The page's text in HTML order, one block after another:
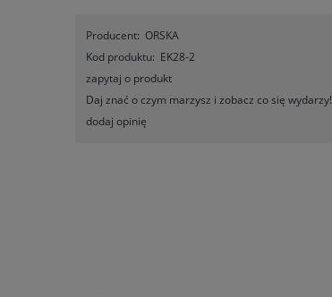
Producent: ORSKA
Kod produktu: EK28-2
zapytaj o produkt
Daj znać o czym marzysz i zobacz co się wydarzy!
dodaj opinię